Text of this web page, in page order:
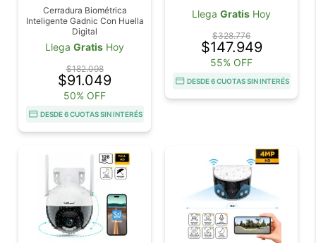
Cerradura Biométrica
Inteligente Gadnic Con Huella
Digital
Llega Gratis Hoy
$182.098
$91.049
50% OFF
DESDE 6 CUOTAS SIN INTERÉS
Llega Gratis Hoy
$328.776
$147.949
55% OFF
DESDE 6 CUOTAS SIN INTERÉS